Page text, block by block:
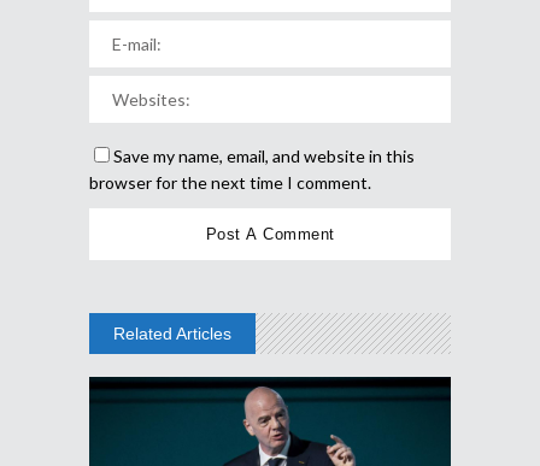
Save my name, email, and website in this
browser for the next time I comment.
Related Articles